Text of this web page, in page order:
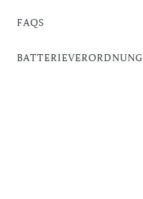
FAQS
BATTERIEVERORDNUNG